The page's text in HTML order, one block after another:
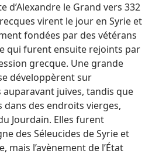
d’Alexandre le Grand vers 332
virent le jour en Syrie et
fondées par des vétérans
qui furent ensuite rejoints par
grecque. Une grande
développèrent sur
auparavant juives, tandis que
dans des endroits vierges,
Jourdain. Elles furent
des Séleucides de Syrie et
mais l’avènement de l’État